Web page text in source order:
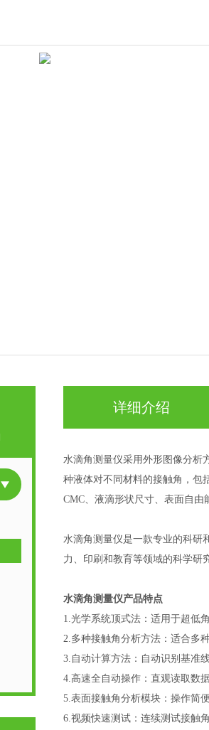
详细介绍
水滴角测量仪采用外形图像分析
种液体对不同材料的接触角，包
CMC、液滴形状尺寸、表面自由
水滴角测量仪是一款专业的科研
力、印刷和教育等领域的科学研
水滴角测量仪产品特点
1.光学系统顶式法：适用于超低
2.多种接触角分析方法：适合多
3.自动计算方法：自动识别基准
4.高速全自动操作：直观读取数
5.表面接触角分析模块：操作简
6.视频快速测试：连续测试接触